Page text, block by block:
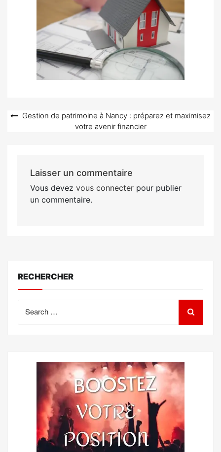
Navigation
Gestion de patrimoine à Nancy : préparez et maximisez
votre avenir financier
Laisser un commentaire
Vous devez vous connecterpour publier
un commentaire.
RECHERCHER
for: